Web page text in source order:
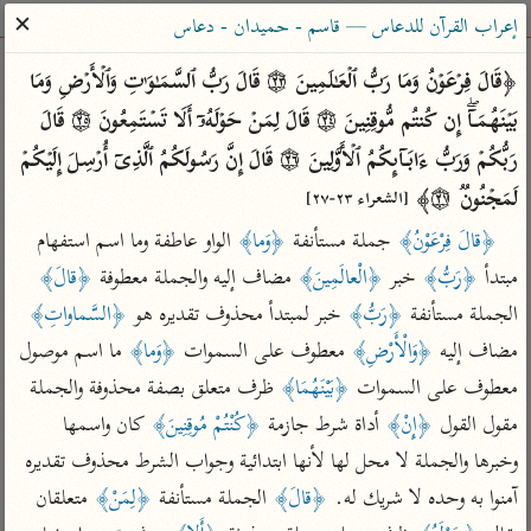
ساهم معنا في نشر القرآن والعلم الشرعي
الباحث القرآني
بحث تفسير علوم مصاحف معاجم
Type 2 or more characters for results.
Type 1 or more
characters for results.
أمّهات
تفسير الطبري
تفسير ابن كثير
تفسير القرطبي
تفسير البغوي
عامّة
فتح البيان للقنوجي
فتح القدير للشوكاني
تفسير ابن جزي
موسوعات
معاصرة
الميسر
المختصر في
التفسير
تفسير السعدي
أيسر التفاسير
إعراب القرآن للدعاس — قاسم - حميدان - دعاس
✕
لَمَجۡنُونࣱ ۝٢٧﴾
[الشعراء ٢٣-٢٧]
﴿قالَ فِرْعَوْنُ﴾ جملة مستأنفة ﴿وَما﴾
مبتدأ ﴿رَبُّ﴾ خبر ﴿الْعالَمِينَ﴾ مضاف إليه والجملة معطوفة ﴿قالَ﴾
الجملة مستأنفة ﴿رَبُّ﴾ خبر لمبتدأ محذوف تقديره هو ﴿السَّماواتِ﴾
مضاف إليه ﴿وَالْأَرْضِ﴾ معطوف على السموات ﴿وَما﴾
معطوف على السموات ﴿بَيْنَهُمَا﴾
مقول القول ﴿إِنْ﴾ أداة شرط جازمة ﴿كُنْتُمْ مُوقِنِينَ﴾
آمنوا به وحده لا شريك له. ﴿قالَ﴾ الجملة مستأنفة ﴿لِمَنْ﴾